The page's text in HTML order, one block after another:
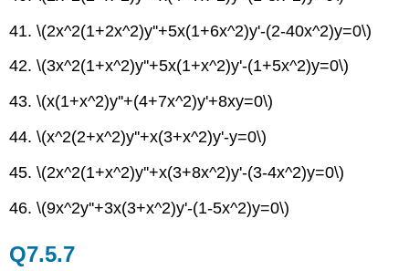
41.\(2x^2(1+2x^2)y''+5x(1+6x^2)y'-(2-40x^2)y=0\)
42.\(3x^2(1+x^2)y''+5x(1+x^2)y'-(1+5x^2)y=0\)
43.\(x(1+x^2)y''+(4+7x^2)y'+8xy=0\)
44.\(x^2(2+x^2)y''+x(3+x^2)y'-y=0\)
45.\(2x^2(1+x^2)y''+x(3+8x^2)y'-(3-4x^2)y=0\)
46.\(9x^2y''+3x(3+x^2)y'-(1-5x^2)y=0\)
Q7.5.7